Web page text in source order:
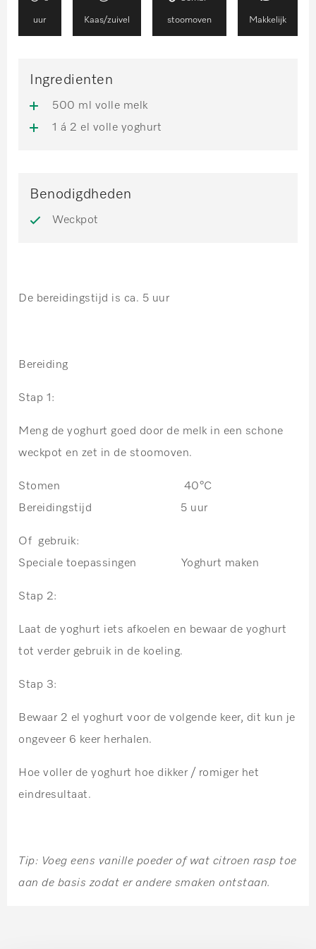
uur Kaas/zuivel stoomoven Makkelijk
Ingredienten
500 ml volle melk
1 á 2 el volle yoghurt
Benodigdheden
Weckpot
De bereidingstijd is ca. 5 uur
Bereiding
Stap 1:
Meng de yoghurt goed door de melk in een schone
weckpot en zet in de stoomoven.
Stomen 40°C
Bereidingstijd 5 uur
Of gebruik:
Speciale toepassingen Yoghurt maken
Stap 2:
Laat de yoghurt iets afkoelen en bewaar de yoghurt
tot verder gebruik in de koeling.
Stap 3:
Bewaar 2 el yoghurt voor de volgende keer, dit kun je
ongeveer 6 keer herhalen.
Hoe voller de yoghurt hoe dikker / romiger het
eindresultaat.
Tip: Voeg eens vanille poeder of wat citroen rasp toe
aan de basis zodat er andere smaken ontstaan.